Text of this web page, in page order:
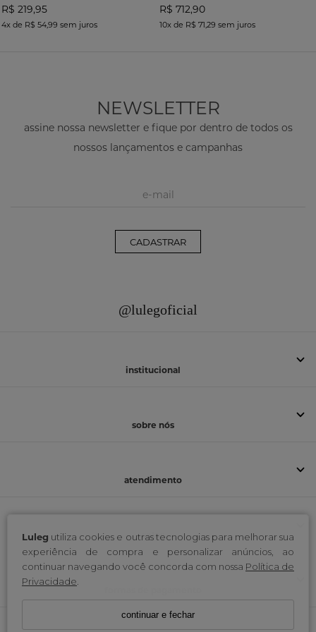
Luleg utiliza cookies e outras tecnologias para melhorar sua
experiência de compra e personalizar anúncios, ao
continuar navegando você concorda com nossa Política de
Privacidade.
continuar e fechar
R$ 219,95
4x de R$ 54,99 sem juros
R$ 712,90
10x de R$ 71,29 sem juros
NEWSLETTER
assine nossa newsletter e fique por dentro de todos os
nossos lançamentos e campanhas
CADASTRAR
@lulegoficial
institucional
sobre nós
atendimento
selos